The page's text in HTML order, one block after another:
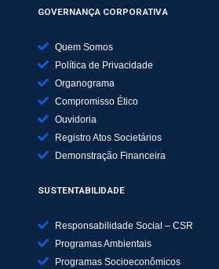
GOVERNANÇA CORPORATIVA
Quem Somos
Política de Privacidade
Organograma
Compromisso Ético
Ouvidoria
Registro Atos Societários
Demonstração Financeira
SUSTENTABILIDADE
Responsabilidade Social – CSR
Programas Ambientais
Programas Socioeconômicos